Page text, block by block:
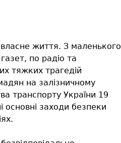
життя. З маленького
по радіо та
тяжких трагедій
на залізничному
транспорту України 19
заходи безпеки